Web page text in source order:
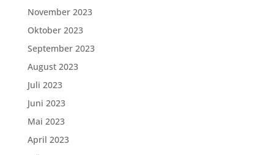
November 2023
Oktober 2023
September 2023
August 2023
Juli 2023
Juni 2023
Mai 2023
April 2023